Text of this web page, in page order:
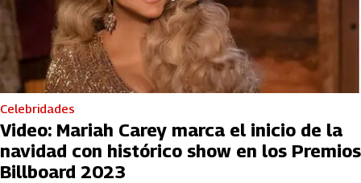
Celebridades
Video: Mariah Carey marca el inicio de la
navidad con histórico show en los Premios
Billboard 2023